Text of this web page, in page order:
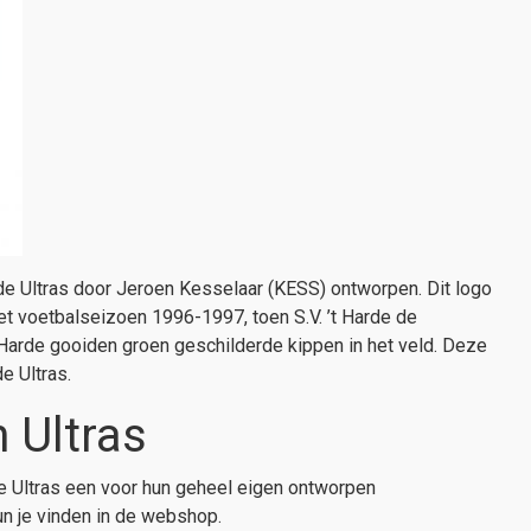
Ultras door Jeroen Kesselaar (KESS) ontworpen. Dit logo
voetbalseizoen 1996-1997, toen S.V. ’t Harde de
gooiden groen geschilderde kippen in het veld. Deze
Ultras.
Ultras
Ultras een voor hun geheel eigen ontworpen
je vinden in de webshop.